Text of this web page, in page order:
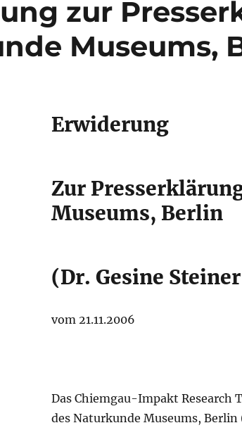
zur
Museums,
Erwiderung
Zur
Museums, Berlin
(Dr. Gesine
vom 21.11.2006
Das Chiemgau-Impakt Research
des Naturkunde Museums, Berlin